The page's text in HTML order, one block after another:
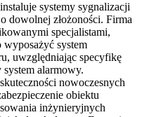
systemy sygnalizacji
dowolnej złożoności. Firma
specjalistami,
system
uwzględniając specyfikę
alarmowy.
nowoczesnych
obiektu
inżynieryjnych